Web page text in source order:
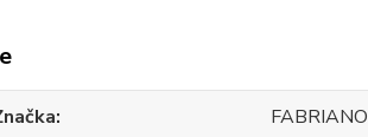
FABRIANO